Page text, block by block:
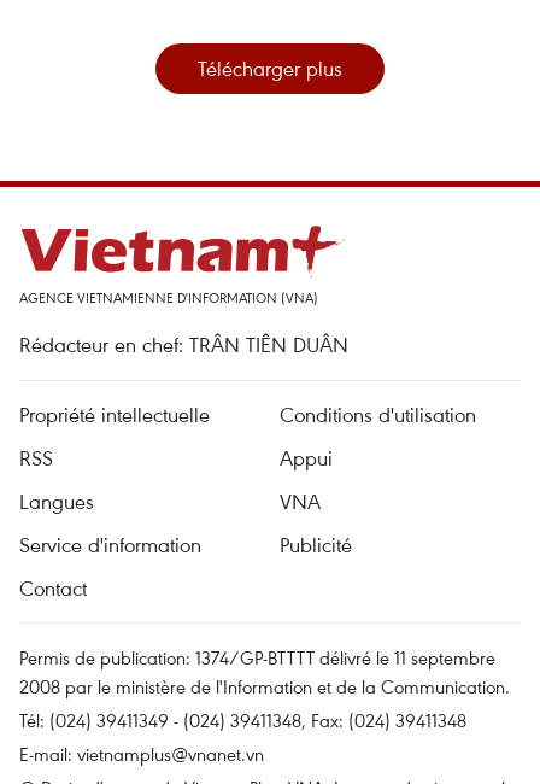
Télécharger plus
AGENCE VIETNAMIENNE D'INFORMATION (VNA)
Rédacteur en chef: TRÂN TIÊN DUÂN
Propriété intellectuelle
Conditions d'utilisation
RSS
Appui
Langues
VNA
Service d'information
Publicité
Contact
Permis de publication: 1374/GP-BTTTT délivré le 11 septembre
2008 par le ministère de l'Information et de la Communication.
Tél: (024) 39411349 - (024) 39411348, Fax: (024) 39411348
E-mail: vietnamplus@vnanet.vn